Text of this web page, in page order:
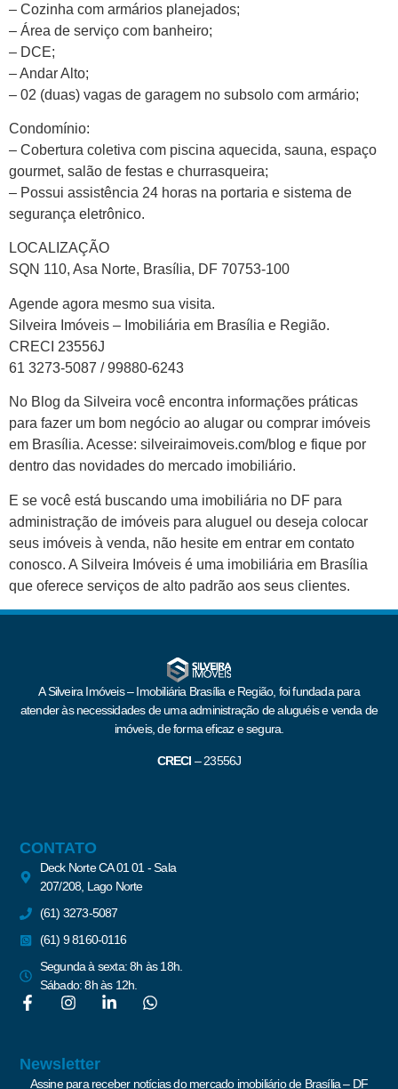
– Cozinha com armários planejados;
– Área de serviço com banheiro;
– DCE;
– Andar Alto;
– 02 (duas) vagas de garagem no subsolo com armário;
Condomínio:
– Cobertura coletiva com piscina aquecida, sauna, espaço
gourmet, salão de festas e churrasqueira;
– Possui assistência 24 horas na portaria e sistema de
segurança eletrônico.
LOCALIZAÇÃO
SQN 110, Asa Norte, Brasília, DF 70753-100
Agende agora mesmo sua visita.
Silveira Imóveis – Imobiliária em Brasília e Região.
CRECI 23556J
61 3273-5087 / 99880-6243
No Blog da Silveira você encontra informações práticas
para fazer um bom negócio ao alugar ou comprar imóveis
em Brasília. Acesse: silveiraimoveis.com/blog e fique por
dentro das novidades do mercado imobiliário.
E se você está buscando uma imobiliária no DF para
administração de imóveis para aluguel ou deseja colocar
seus imóveis à venda, não hesite em entrar em contato
conosco. A Silveira Imóveis é uma imobiliária em Brasília
que oferece serviços de alto padrão aos seus clientes.
A Silveira Imóveis – Imobiliária Brasília e Região, foi fundada para
atender às necessidades de uma administração de aluguéis e venda de
imóveis, de forma eficaz e segura.
CRECI –23556J
CONTATO
Deck Norte CA 01 01 - Sala
207/208, Lago Norte
(61) 3273-5087
(61) 9 8160-0116
Segunda à sexta: 8h às 18h.
Sábado: 8h às 12h.
Newsletter
Assine para receber notícias do mercado imobiliário de Brasília – DF